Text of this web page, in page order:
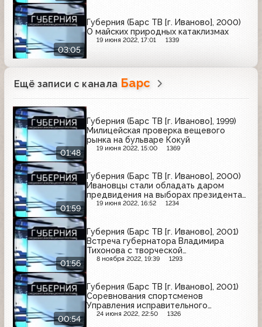
03:05
Губерния (Барс ТВ [г. Иваново], 2000)
О майских природных катаклизмах
19 июня 2022, 17:01 1339
Ещё записи с канала Барс
01:48
Губерния (Барс ТВ [г. Иваново], 1999)
Милицейская проверка вещевого
рынка на бульваре Кокуй
19 июня 2022, 15:00 1369
01:59
Губерния (Барс ТВ [г. Иваново], 2000)
Ивановцы стали обладать даром
предвидения на выборах президента
России
19 июня 2022, 16:52 1234
01:56
Губерния (Барс ТВ [г. Иваново], 2001)
Встреча губернатора Владимира
Тихонова с творческой
интеллигенцией
8 ноября 2022, 19:39 1293
00:54
Губерния (Барс ТВ [г. Иваново], 2001)
Соревнования спортсменов
Управления исправительного
наказания
24 июня 2022, 22:50 1326